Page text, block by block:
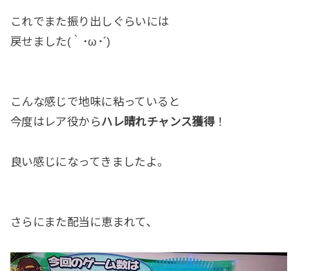
これでまた振り出しぐらいには
戻せました(｀･ω･´)
こんな感じで地味に粘っていると
今度はレア役からハレ晴れチャンス獲得！
良い感じになってきましたよ。
さらにまた配当に恵まれて、